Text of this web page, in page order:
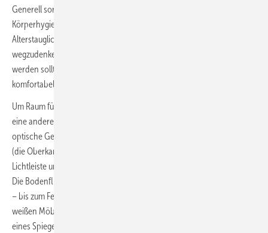
Generell sorgt das Dusch-WC für eine deutlich einfachere, erweiterte
Körperhygiene. Gerade im Hinblick auf den Komfort und die
Alterstauglichkeit im Bad ist es generell einfach nicht mehr
wegzudenken! Denn wenn auch das Duschritual beschwerlicher
werden sollte, so ist zumindest die tägliche Intimhygiene einfach und
komfortabel gewährleistet.
Um Raum für diese Gestaltung zu schaffen, musste der Waschplatz an
eine andere Wand verlegt werden. Er rückte neben den Eingang. Die
optische Gestaltung wird durch die hochgezogene Vorwandscheibe
(die Oberkante wird durch die Fensterhöhe bestimmt), eine indirekte
Lichtleiste und den bündig verbauten Einbauspiegelschrank bestimmt.
Die Bodenfliese in Holzoptik wiederholt sich auf der gesamten Fläche
– bis zum Fenster hin – und bildet einen schönen Kontrast zu den
weißen Möbeln. Das Thema Stauraum wird u. a. durch den Einbau
eines Spiegelschrankes abgedeckt, sodass der bis dato genutzte